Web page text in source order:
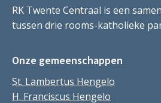
RK Twente Centraal is een
tussen drie rooms-katholieke
Onze gemeenschappen
St. Lambertus Hengelo
H. Franciscus Hengelo